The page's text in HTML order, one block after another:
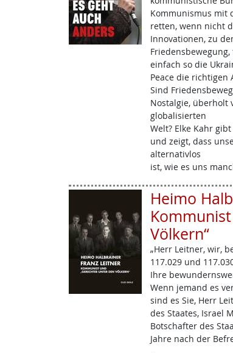
Kommunismus mit
retten, wenn nicht
Innovationen, zu
einfach so die
Peace die richtigen
Sind
Nostalgie, überholt
globalisierten
Welt? Elke Kahr
und zeigt, dass
alternativlos
ist, wie es uns
Heimo
Völkern“
„Herr Leitner, wir,
117.029 und
Ihre
Wenn jemand es
sind es Sie, Herr
des Staates, Israel
Botschafter des
Jahre nach der